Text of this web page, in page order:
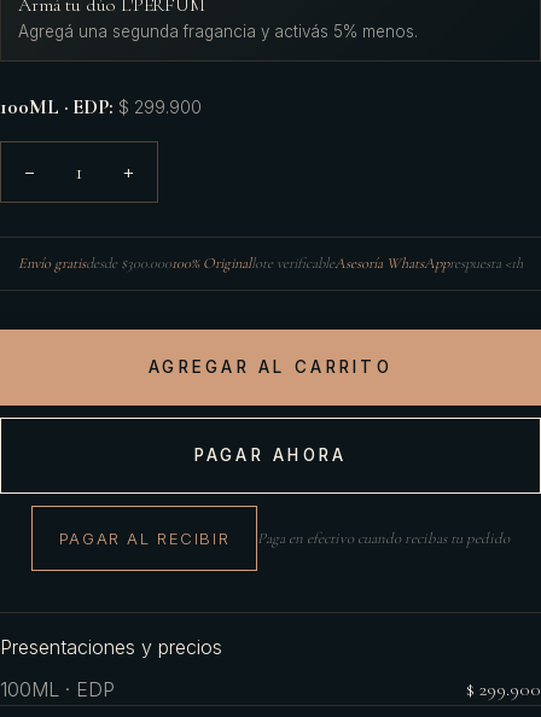
Armá tu dúo L'PERFUM
Agregá una segunda fragancia y activás 5% menos.
100ML · EDP: $ 299.900
− 1 +
Envío gratisdesde $300.000100% Originallote verificableAsesoría WhatsApprespuesta <1h
AGREGAR AL CARRITO
PAGAR AHORA
PAGAR AL RECIBIR Paga en efectivo cuando recibas tu pedido
Presentaciones y precios
100ML · EDP
$ 299.900